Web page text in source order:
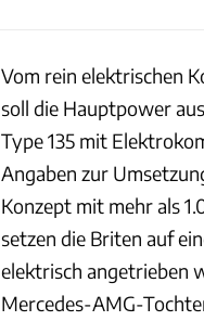
Vom rein elektrischen
soll die Hauptpower
Type 135 mit
Angaben zur
Konzept mit mehr als
setzen die Briten auf
elektrisch angetrieben
Mercedes-AMG-